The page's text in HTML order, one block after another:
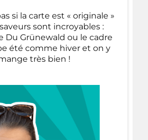
si la carte est « originale »
sont incroyables :
Du Grünewald ou le cadre
été comme hiver et on y
très bien !